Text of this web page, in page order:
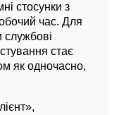
стосунки з
час. Для
службові
стає
як одночасно,